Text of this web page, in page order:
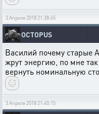
3 Апреля 2018 21:38:45
OCTOPUS
Василий почему старые
жрут энергию, по мне
вернуть номинальную
3 Апреля 2018 21:40:15